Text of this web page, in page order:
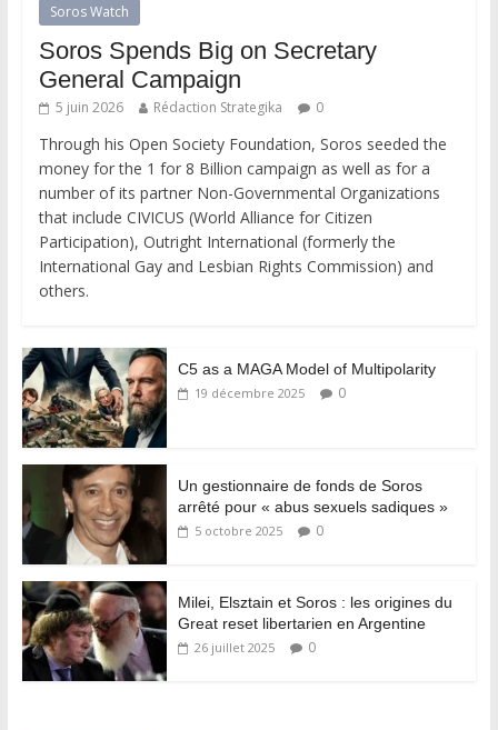
Soros Watch
Soros Spends Big on Secretary
General Campaign
5 juin 2026 Rédaction Strategika 0
Through his Open Society Foundation, Soros seeded the
money for the 1 for 8 Billion campaign as well as for a
number of its partner Non-Governmental Organizations
that include CIVICUS (World Alliance for Citizen
Participation), Outright International (formerly the
International Gay and Lesbian Rights Commission) and
others.
C5 as a MAGA Model of Multipolarity
19 décembre 2025 0
Un gestionnaire de fonds de Soros
arrêté pour « abus sexuels sadiques »
5 octobre 2025 0
Milei, Elsztain et Soros : les origines du
Great reset libertarien en Argentine
26 juillet 2025 0